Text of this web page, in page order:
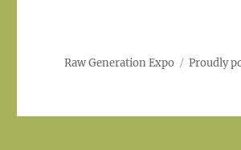
Raw Generation Expo Proudly